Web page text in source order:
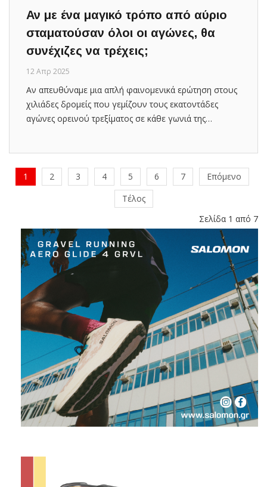
Αν με ένα μαγικό τρόπο από αύριο
σταματούσαν όλοι οι αγώνες, θα
συνέχιζες να τρέχεις;
12 Απρ 2025
Αν απευθύναμε μια απλή φαινομενικά ερώτηση στους
χιλιάδες δρομείς που γεμίζουν τους εκατοντάδες
αγώνες ορεινού τρεξίματος σε κάθε γωνιά της…
1 2 3 4 5 6 7
Επόμενο
Τέλος
Σελίδα 1 από 7